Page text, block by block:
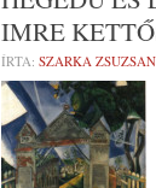
IMRE
ÍRTA: SZARKA